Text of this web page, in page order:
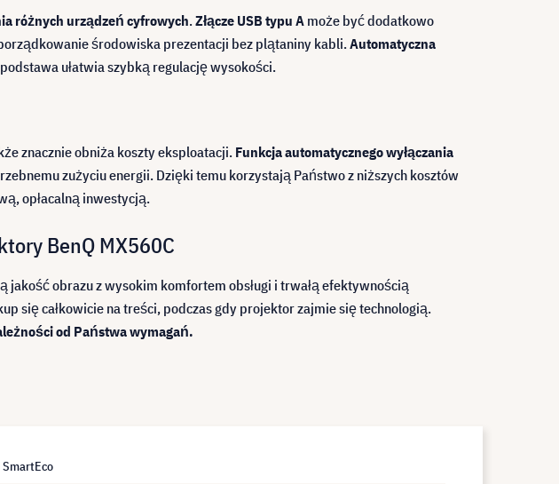
różnych urządzeń cyfrowych.Złącze USB typu A może być dodatkowo
środowiska prezentacji bez plątaniny kabli.Automatyczna
ułatwia szybką regulację wysokości.
znacznie obniża koszty eksploatacji. Funkcja automatycznego wyłączania
zużyciu energii. Dzięki temu korzystają Państwo z niższych kosztów
opłacalną inwestycją.
BenQ MX560C
jakość obrazu z wysokim komfortem obsługi i trwałą efektywnością
się całkowicie na treści, podczas gdy projektor zajmie się technologią.
od Państwa wymagań.
SmartEco